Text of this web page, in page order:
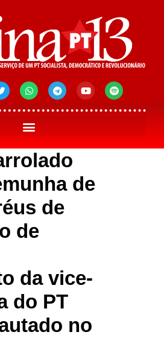
de
de
de
da vice-
do PT
no